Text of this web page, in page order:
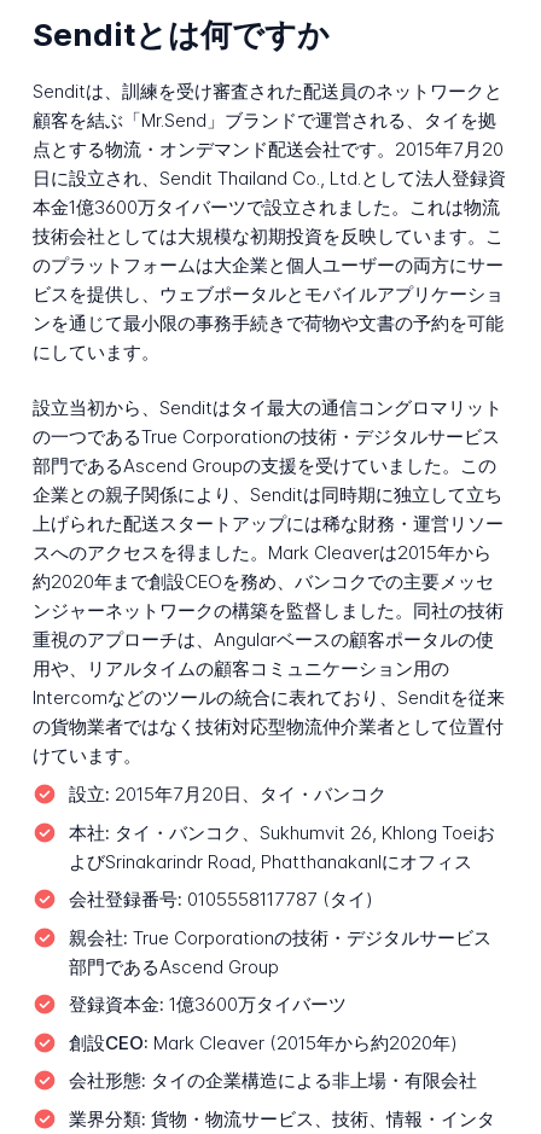
Senditとは何ですか
Senditは、訓練を受け審査された配送員のネットワークと
顧客を結ぶ「Mr.Send」ブランドで運営される、タイを拠
点とする物流・オンデマンド配送会社です。2015年7月20
日に設立され、Sendit Thailand Co., Ltd.として法人登録資
本金1億3600万タイバーツで設立されました。これは物流
技術会社としては大規模な初期投資を反映しています。こ
のプラットフォームは大企業と個人ユーザーの両方にサー
ビスを提供し、ウェブポータルとモバイルアプリケーショ
ンを通じて最小限の事務手続きで荷物や文書の予約を可能
にしています。
設立当初から、Senditはタイ最大の通信コングロマリット
の一つであるTrue Corporationの技術・デジタルサービス
部門であるAscend Groupの支援を受けていました。この
企業との親子関係により、Senditは同時期に独立して立ち
上げられた配送スタートアップには稀な財務・運営リソー
スへのアクセスを得ました。Mark Cleaverは2015年から
約2020年まで創設CEOを務め、バンコクでの主要メッセ
ンジャーネットワークの構築を監督しました。同社の技術
重視のアプローチは、Angularベースの顧客ポータルの使
用や、リアルタイムの顧客コミュニケーション用の
Intercomなどのツールの統合に表れており、Senditを従来
の貨物業者ではなく技術対応型物流仲介業者として位置付
けています。
設立: 2015年7月20日、タイ・バンコク
本社: タイ・バンコク、Sukhumvit 26, Khlong Toeiお
よびSrinakarindr Road, Phatthanakanlにオフィス
会社登録番号: 0105558117787 (タイ)
親会社: True Corporationの技術・デジタルサービス
部門であるAscend Group
登録資本金: 1億3600万タイバーツ
創設CEO: Mark Cleaver (2015年から約2020年)
会社形態: タイの企業構造による非上場・有限会社
業界分類: 貨物・物流サービス、技術、情報・インタ